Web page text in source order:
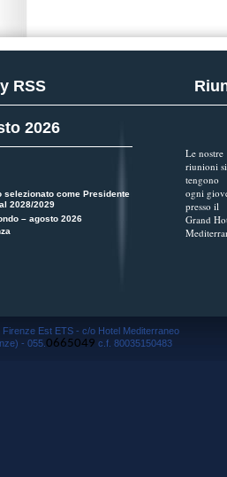
RSS
2026
selezionato come Presidente
2028/2029
– agosto 2026
Le nostre
riunioni si
tengono
ogni
presso il
Grand
Est ETS - c/o Hotel Mediterraneo
- 055. 0665049 c.f. 80035150483